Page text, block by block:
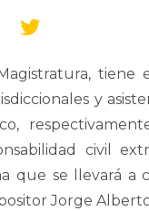
y
civil
que se llevará
Jorge